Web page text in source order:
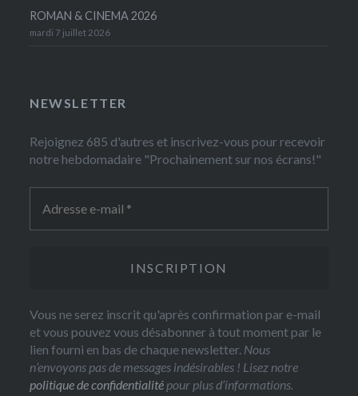
ROMAN & CINEMA 2026
mardi 7 juillet 2026
NEWSLETTER
Rejoignez 685 d'autres et inscrivez-vous pour recevoir
notre hebdomadaire "Prochainement sur nos écrans!"
Vous ne serez inscrit qu'après confirmation par e-mail
et vous pouvez vous désabonner à tout moment par le
lien fourni en bas de chaque newsletter. Nous
n’envoyons pas de messages indésirables ! Lisez notre
politique de confidentialité pour plus d’informations.